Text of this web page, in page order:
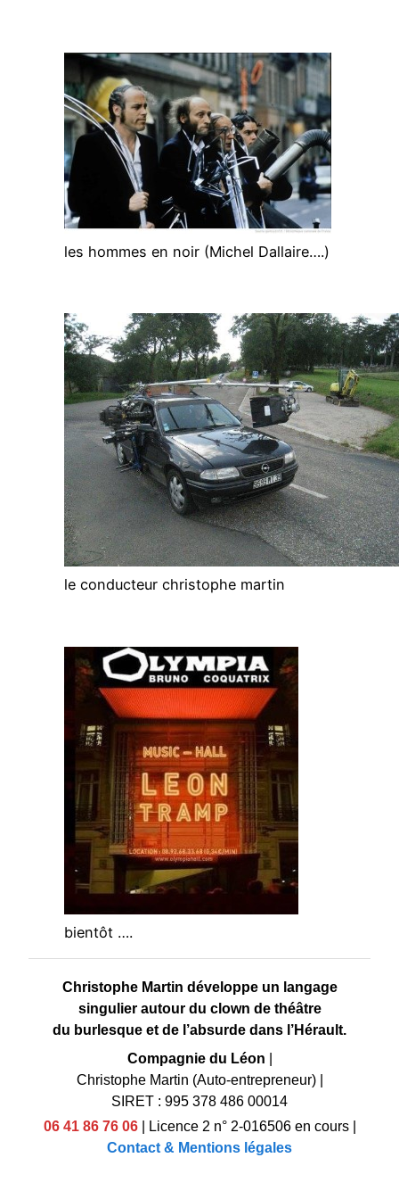
les hommes en noir (Michel Dallaire….)
le conducteur christophe martin
bientôt ….
Christophe Martin développe un langage
singulier autour du clown de théâtre
du burlesque et de l’absurde dans l’Hérault.
Compagnie du Léon
Christophe Martin (Auto-entrepreneur)|
SIRET : 995 378 486 00014
06 41 86 76 06| Licence 2 n° 2-016506 en cours|
Contact & Mentions légales